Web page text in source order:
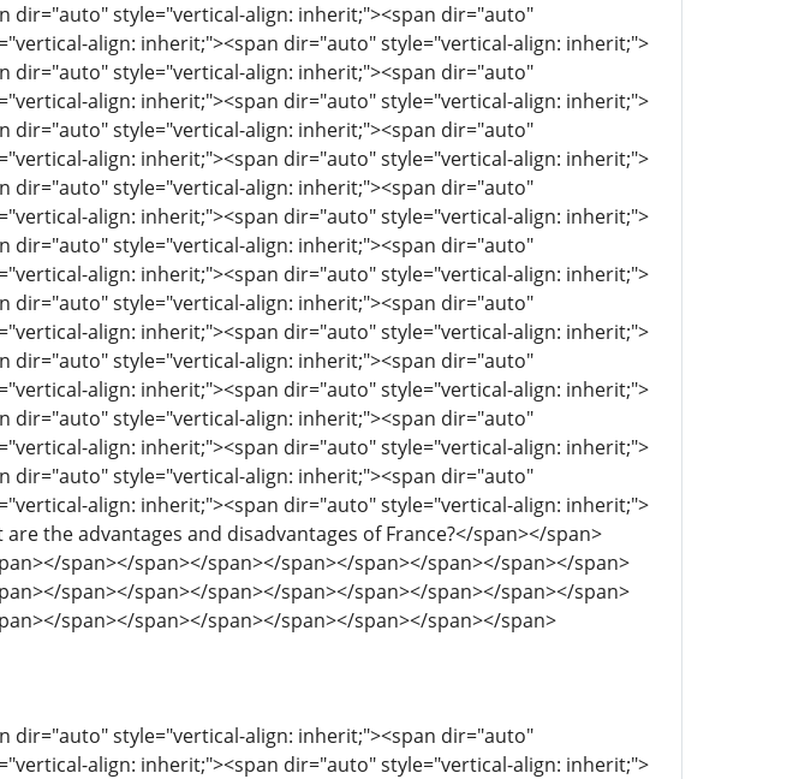
dir="auto" style="vertical-align: inherit;"><span dir="auto"
align: inherit;"><span dir="auto" style="vertical-align: inherit;">
dir="auto" style="vertical-align: inherit;"><span dir="auto"
align: inherit;"><span dir="auto" style="vertical-align: inherit;">
dir="auto" style="vertical-align: inherit;"><span dir="auto"
align: inherit;"><span dir="auto" style="vertical-align: inherit;">
dir="auto" style="vertical-align: inherit;"><span dir="auto"
align: inherit;"><span dir="auto" style="vertical-align: inherit;">
dir="auto" style="vertical-align: inherit;"><span dir="auto"
align: inherit;"><span dir="auto" style="vertical-align: inherit;">
dir="auto" style="vertical-align: inherit;"><span dir="auto"
align: inherit;"><span dir="auto" style="vertical-align: inherit;">
dir="auto" style="vertical-align: inherit;"><span dir="auto"
align: inherit;"><span dir="auto" style="vertical-align: inherit;">
dir="auto" style="vertical-align: inherit;"><span dir="auto"
align: inherit;"><span dir="auto" style="vertical-align: inherit;">
dir="auto" style="vertical-align: inherit;"><span dir="auto"
align: inherit;"><span dir="auto" style="vertical-align: inherit;">
the advantages and disadvantages of France?</span></span>
span></span></span></span></span></span></span></span>
span></span></span></span></span></span></span></span>
span></span></span></span></span></span></span>
dir="auto" style="vertical-align: inherit;"><span dir="auto"
align: inherit;"><span dir="auto" style="vertical-align: inherit;">